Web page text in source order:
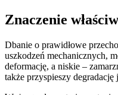
Znaczenie
Dbanie o prawidłowe
uszkodzeń mechanicznych,
deformację, a niskie –
także przyspieszy